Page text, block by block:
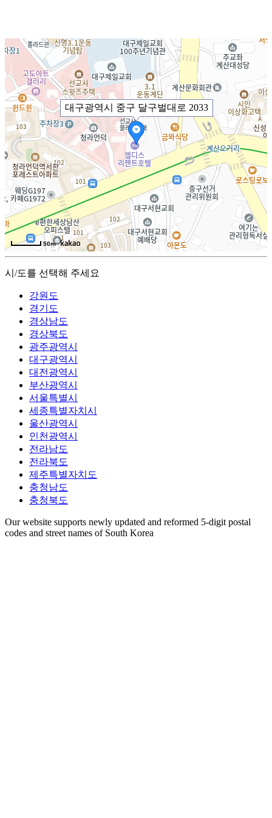
대구광역시 중구 달구벌대로 2033
50m
시/도를 선택해 주세요
강원도
경기도
경상남도
경상북도
광주광역시
대구광역시
대전광역시
부산광역시
서울특별시
세종특별자치시
울산광역시
인천광역시
전라남도
전라북도
제주특별자치도
충청남도
충청북도
Our website supports newly updated and reformed 5-digit postal
codes and street names of South Korea